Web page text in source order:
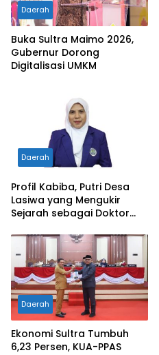
Daerah
Buka Sultra Maimo 2026,
Gubernur Dorong
Digitalisasi UMKM
Daerah
Profil Kabiba, Putri Desa
Lasiwa yang Mengukir
Sejarah sebagai Doktor
Kelahirannya
Daerah
Ekonomi Sultra Tumbuh
6,23 Persen, KUA-PPAS